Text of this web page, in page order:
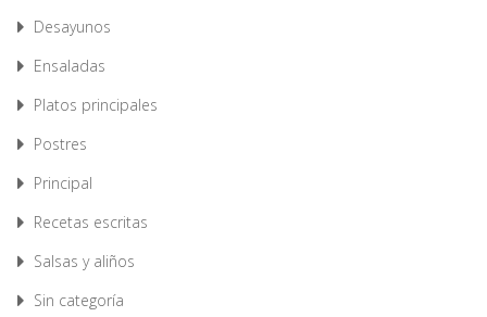
Desayunos
Ensaladas
Platos principales
Postres
Principal
Recetas escritas
Salsas y aliños
Sin categoría